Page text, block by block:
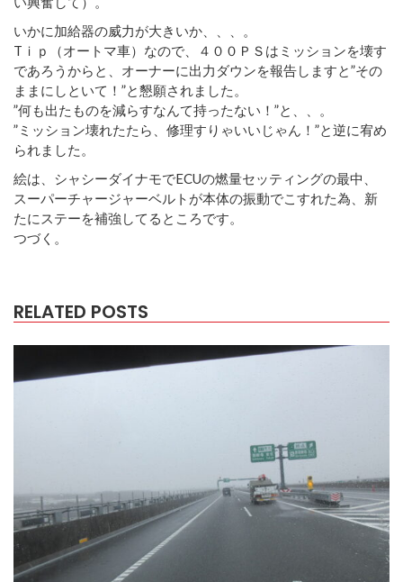
いかに加給器の威力が大きいか、、、。
Tｉｐ（オートマ車）なので、４００ＰＳはミッションを壊す
であろうからと、オーナーに出力ダウンを報告しますと”その
ままにしといて！”と懇願されました。
”何も出たものを減らすなんて持ったない！”と、、。
”ミッション壊れたたら、修理すりゃいいじゃん！”と逆に宥め
られました。
絵は、シャシーダイナモでECUの燃量セッティングの最中、
スーパーチャージャーベルトが本体の振動でこすれた為、新
たにステーを補強してるところです。
つづく。
RELATED POSTS